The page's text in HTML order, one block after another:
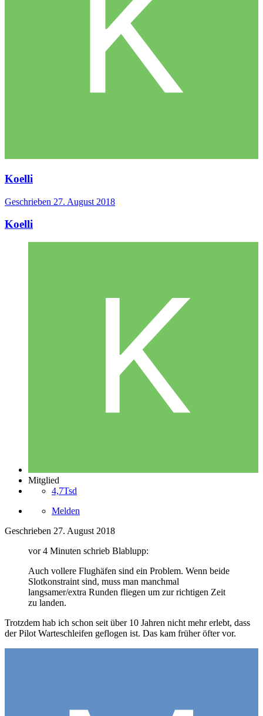
Koelli
Geschrieben 27. August 2018
Koelli
Mitglied
4,7Tsd
Melden
Geschrieben 27. August 2018
vor 4 Minuten schrieb Blablupp:
Auch vollere Flughäfen sind ein Problem. Wenn beide
Slotkonstraint sind, muss man manchmal
langsamer/extra Runden fliegen um zur richtigen Zeit
zu landen.
Trotzdem hab ich schon seit über 10 Jahren nicht mehr erlebt, dass
der Pilot Warteschleifen geflogen ist. Das kam früher öfter vor.